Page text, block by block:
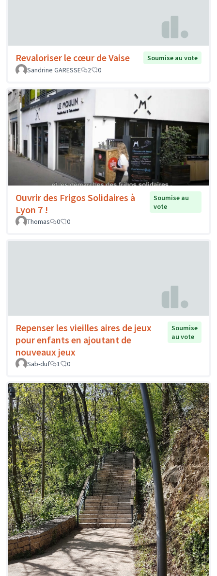
Revaloriser le cœur de Vaise
Soumise au vote
Sandrine GARESSE
2 0
Ouvrir des Frigos Solidaires à
Lyon 7 !
Soumise au
vote
Thomas
0 0
Repenser les vieilles aires de jeux
pour enfants en ajoutant de
nouveaux jeux
Soumise
au vote
Sab-duf 1 0